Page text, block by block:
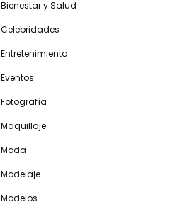
Bienestar y Salud
Celebridades
Entretenimiento
Eventos
Fotografía
Maquillaje
Moda
Modelaje
Modelos